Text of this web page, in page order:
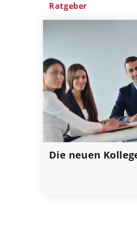
Ratgeber
Die neuen